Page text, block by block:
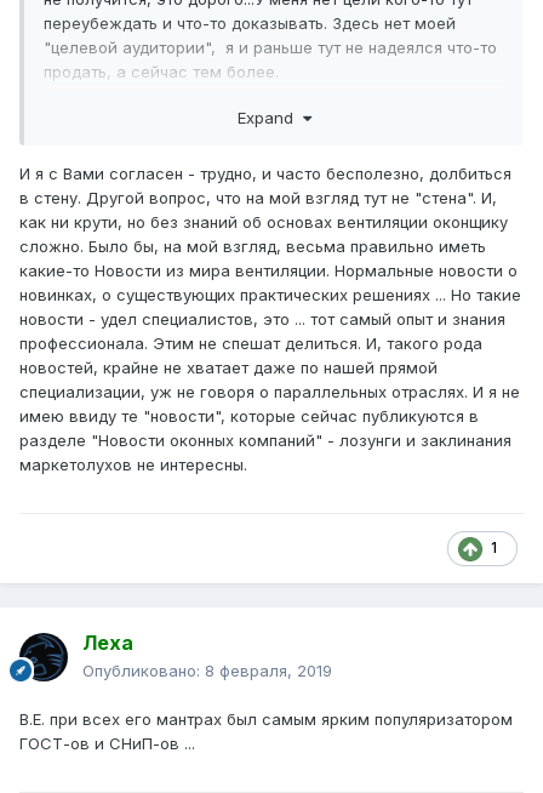
переубеждать и что-то доказывать. Здесь нет моей
"целевой аудитории", я и раньше тут не надеялся что-то
продать, а сейчас тем более.
Писать подробно интересно, когда тебя читает много
читают десятки и сотни тысяч человек, много
комментариев. Главное, стиль общения другой. Человек
прочитал статью по теме, остался вопрос. Обычно я
пишу так, чтобы вопросов не оставалось. Но иногда
вопросы задают. Отвечаю. Повторно уже не задают. А на
ТИБЕТе? Стоит ответить, и понеслось...."Рубка" до
последнего....днями....неделями....месяцами...Главное -
чтобы за тобой последнее слово осталось
Раньше я
сам также здесь писал....на полгодика дебаты с
ТЕХНОЛОГОМ и НИКОЛАЕМ Р, на месяц с
ВИКТОРИЕЙ...Это раньше....А сейчас надоело....
Спокойной ночи
Expand
И я с Вами согласен - трудно, и часто бесполезно, долбиться
в стену. Другой вопрос, что на мой взгляд тут не "стена". И,
как ни крути, но без знаний об основах вентиляции оконщику
сложно. Было бы, на мой взгляд, весьма правильно иметь
какие-то Новости из мира вентиляции. Нормальные новости о
новинках, о существующих практических решениях ... Но такие
новости - удел специалистов, это ... тот самый опыт и знания
профессионала. Этим не спешат делиться. И, такого рода
новостей, крайне не хватает даже по нашей прямой
специализации, уж не говоря о параллельных отраслях. И я не
имею ввиду те "новости", которые сейчас публикуются в
разделе "Новости оконных компаний" - лозунги и заклинания
маркетолухов не интересны.
1
Леха
Опубликовано: 8 февраля, 2019
В.Е. при всех его мантрах был самым ярким популяризатором
ГОСТ-ов и СНиП-ов ...